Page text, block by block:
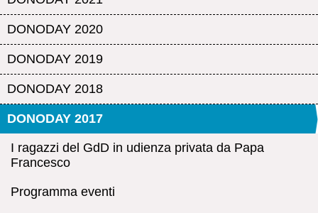
DONODAY 2020
DONODAY 2019
DONODAY 2018
DONODAY 2017
I ragazzi del GdD in udienza privata da Papa
Francesco
Programma eventi